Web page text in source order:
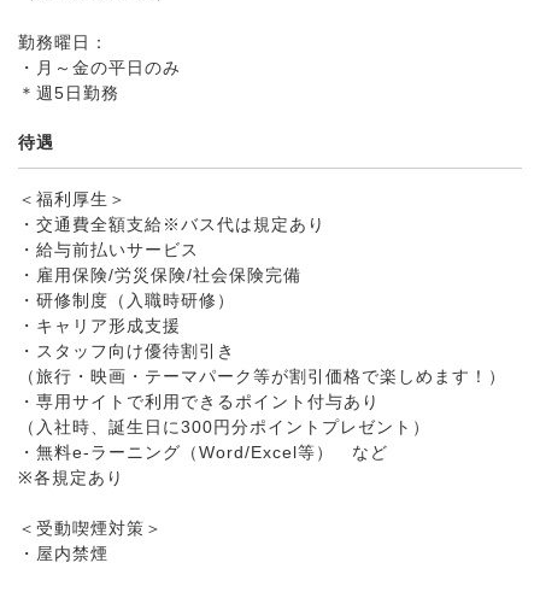
勤務曜日：
・月～金の平日のみ
＊週5日勤務
待遇
＜福利厚生＞
・交通費全額支給※バス代は規定あり
・給与前払いサービス
・雇用保険/労災保険/社会保険完備
・研修制度（入職時研修）
・キャリア形成支援
・スタッフ向け優待割引き
（旅行・映画・テーマパーク等が割引価格で楽しめます！）
・専用サイトで利用できるポイント付与あり
（入社時、誕生日に300円分ポイントプレゼント）
・無料e-ラーニング（Word/Excel等） など
※各規定あり
＜受動喫煙対策＞
・屋内禁煙